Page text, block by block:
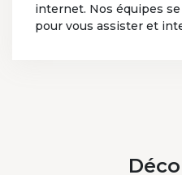
internet. Nos équipes
pour vous assister et